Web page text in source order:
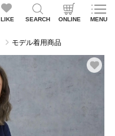
LIKE SEARCH ONLINE MENU
モデル着用商品